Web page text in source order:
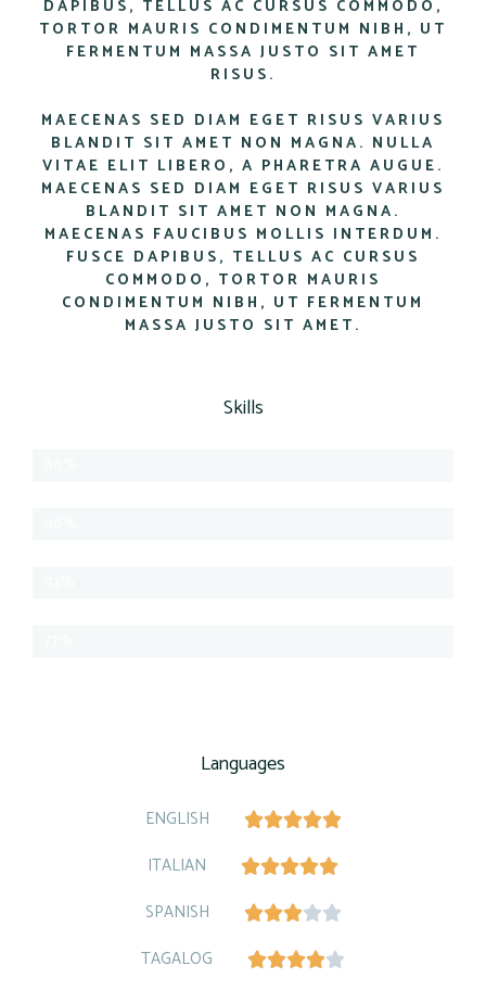
DAPIBUS, TELLUS AC CURSUS COMMODO,
TORTOR MAURIS CONDIMENTUM NIBH, UT
FERMENTUM MASSA JUSTO SIT AMET
RISUS.
MAECENAS SED DIAM EGET RISUS VARIUS
BLANDIT SIT AMET NON MAGNA. NULLA
VITAE ELIT LIBERO, A PHARETRA AUGUE.
MAECENAS SED DIAM EGET RISUS VARIUS
BLANDIT SIT AMET NON MAGNA.
MAECENAS FAUCIBUS MOLLIS INTERDUM.
FUSCE DAPIBUS, TELLUS AC CURSUS
COMMODO, TORTOR MAURIS
CONDIMENTUM NIBH, UT FERMENTUM
MASSA JUSTO SIT AMET.
Skills
Languages
ENGLISH 
ITALIAN 
SPANISH 
TAGALOG 